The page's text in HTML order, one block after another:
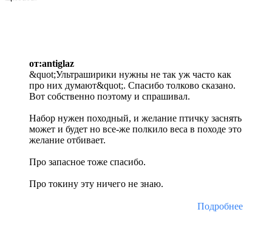
от:antiglaz
&quot;Ультраширики нужны не так уж часто как
про них думают&quot;. Спасибо толково сказано.
Вот собственно поэтому и спрашивал.
Набор нужен походный, и желание птичку заснять
может и будет но все-же полкило веса в походе это
желание отбивает.
Про запасное тоже спасибо.
Про токину эту ничего не знаю.
Подробнее